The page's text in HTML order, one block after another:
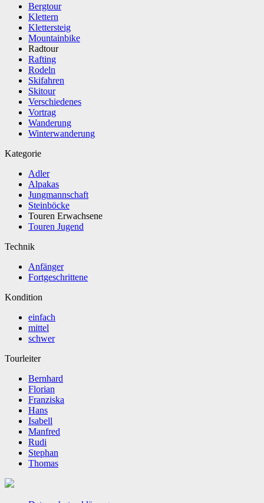
Bergtour
Klettern
Klettersteig
Mountainbike
Radtour
Rafting
Rodeln
Skifahren
Skitour
Verschiedenes
Vortrag
Wanderung
Winterwanderung
Kategorie
Adler
Alpakas
Jungmannschaft
Steinböcke
Touren Erwachsene
Touren Jugend
Technik
Anfänger
Fortgeschrittene
Kondition
einfach
mittel
schwer
Tourleiter
Bernhard
Florian
Franziska
Hans
Isabell
Manfred
Rudi
Stephan
Thomas